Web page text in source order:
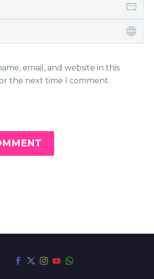
email, and website in this
the next time I comment.